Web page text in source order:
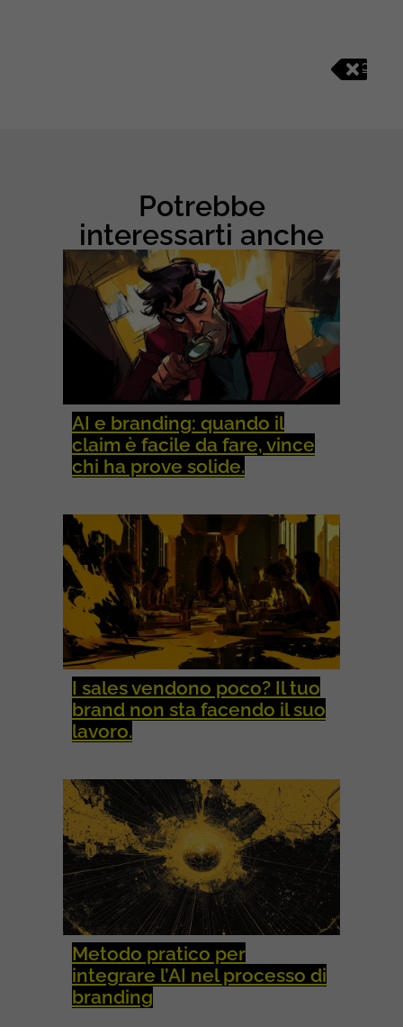
C
O
Potrebbe
interessarti anche
AI e branding: quando il
claim è facile da fare, vince
chi ha prove solide.
I sales vendono poco? Il tuo
brand non sta facendo il suo
lavoro.
Metodo pratico per
integrare l’AI nel processo di
branding